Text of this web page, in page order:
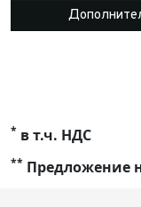
* в т.ч. НДС
** Предложение